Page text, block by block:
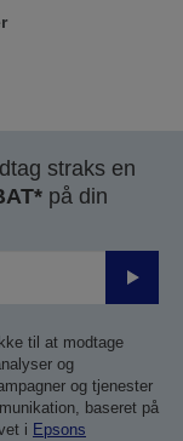
straks en
på din
Send
til at modtage
og
og tjenester
baseret på
i Epsons